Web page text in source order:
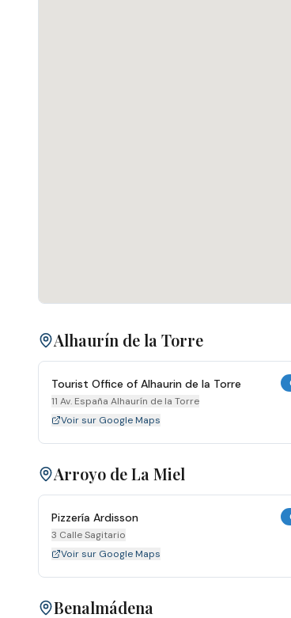
Alhaurín de la Torre
Tourist Office of Alhaurin de la Torre
11 Av. España Alhaurín de la Torre
Voir sur Google Maps
Arroyo de La Miel
Pizzería Ardisson
3 Calle Sagitario
Voir sur Google Maps
Benalmádena